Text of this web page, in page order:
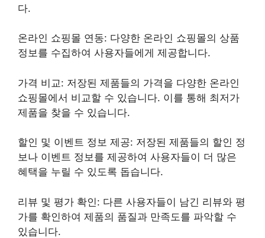
다.
온라인 쇼핑몰 연동: 다양한 온라인 쇼핑몰의 상품
정보를 수집하여 사용자들에게 제공합니다.
가격 비교: 저장된 제품들의 가격을 다양한 온라인
쇼핑몰에서 비교할 수 있습니다. 이를 통해 최저가
제품을 찾을 수 있습니다.
할인 및 이벤트 정보 제공: 저장된 제품들의 할인 정
보나 이벤트 정보를 제공하여 사용자들이 더 많은
혜택을 누릴 수 있도록 돕습니다.
리뷰 및 평가 확인: 다른 사용자들이 남긴 리뷰와 평
가를 확인하여 제품의 품질과 만족도를 파악할 수
있습니다.